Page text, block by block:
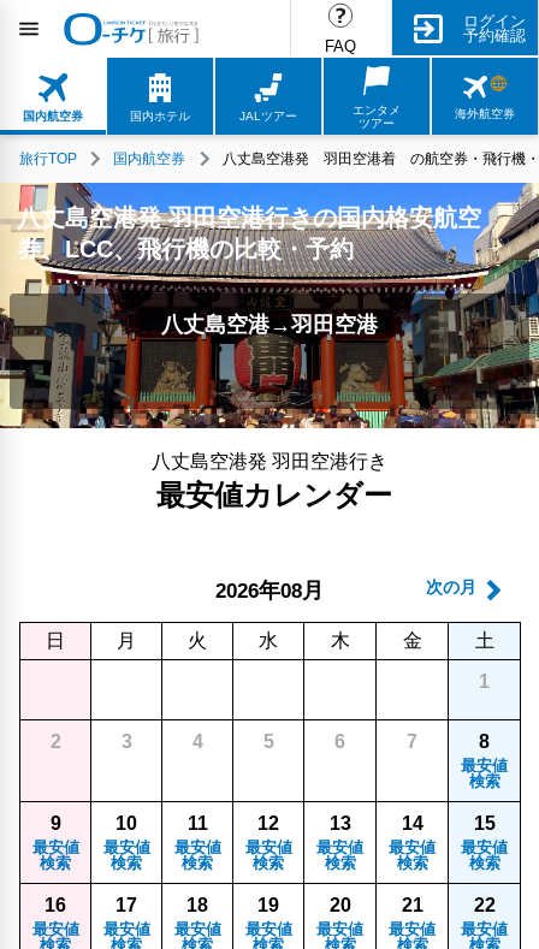
FAQ
ログイン
予約確認
国内航空券 国内ホテル JALツアー
エンタメ
ツアー
海外航空券
旅行TOP 国内航空券 八丈島空港発 羽田空港着 の航空券・飛行機
八丈島空港発 羽田空港行きの国内格安航空
券、LCC、飛行機の比較・予約
八丈島空港→羽田空港
八丈島空港発 羽田空港行き
最安値カレンダー
次の月
2026年08月
日 月 火 水 木 金
土
1
2 3 4 5 6 7 8
最安値
検索
9
最安値
検索
10
最安値
検索
11
最安値
検索
12
最安値
検索
13
最安値
検索
14
最安値
検索
15
最安値
検索
16
最安値
検索
17
最安値
検索
18
最安値
検索
19
最安値
検索
20
最安値
検索
21
最安値
検索
22
最安値
検索